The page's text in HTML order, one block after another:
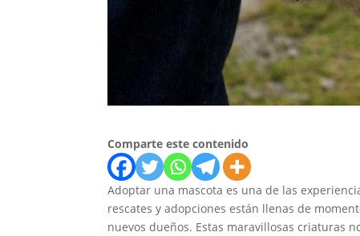
Comparte este contenido
Adoptar una mascota es una de las
rescates y adopciones están llenas de
nuevos dueños. Estas maravillosas criaturas